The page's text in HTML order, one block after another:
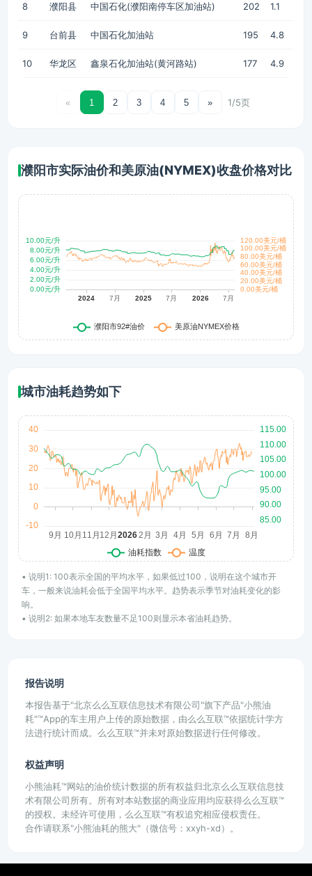
8 濮阳县 中国石化(濮阳南停车区加油站) 202 1.1
9 台前县 中国石化加油站 195 4.8
10 华龙区 鑫泉石化加油站(黄河路站) 177 4.9
« 1 2 3 4 5 » 1/5页
濮阳市实际油价和美原油(NYMEX)收盘价格对比
城市油耗趋势如下
• 说明1: 100表示全国的平均水平，如果低过100，说明在这个城市开
车，一般来说油耗会低于全国平均水平。趋势表示季节对油耗变化的影
响。
• 说明2: 如果本地车友数量不足100则显示本省油耗趋势。
报告说明
本报告基于"北京么么互联信息技术有限公司"旗下产品"小熊油
耗"™App的车主用户上传的原始数据，由么么互联™依据统计学方
法进行统计而成。么么互联™并未对原始数据进行任何修改。
权益声明
小熊油耗™网站的油价统计数据的所有权益归北京么么互联信息技
术有限公司所有。所有对本站数据的商业应用均应获得么么互联™
的授权。未经许可使用，么么互联™有权追究相应侵权责任。
合作请联系"小熊油耗的熊大"（微信号：xxyh-xd）。